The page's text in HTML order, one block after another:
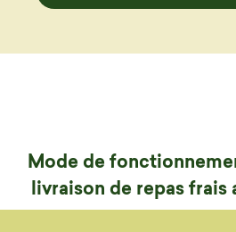
Mode de
livraison de repas frais